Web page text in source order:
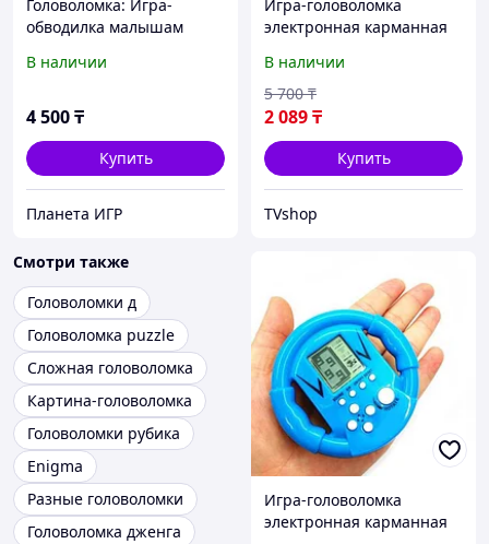
Головоломка: Игра-
обводилка малышам
Бондибон
В наличии
4 500₸
Купить
Планета ИГР
Игра-головоломка
электронная карманная
форме гоночного руля
(Оранжевый)
В наличии
2 089₸
5 700 ₸
Купить
TVshop
Смотри также
Головоломки д
Головоломка puzzle
Сложная головоломка
Картина-головоломка
Головоломки рубика
Enigma
Разные головоломки
Головоломка дженга
Игра-головоломка
электронная карманная